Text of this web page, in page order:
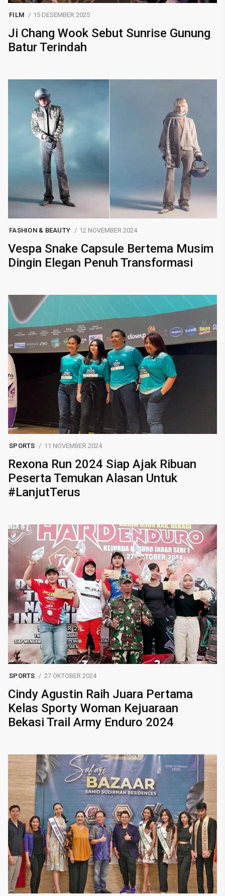
FILM 15 DESEMBER 2025
Ji Chang Wook Sebut Sunrise Gunung
Batur Terindah
FASHION & BEAUTY 12 NOVEMBER 2024
Vespa Snake Capsule Bertema Musim
Dingin Elegan Penuh Transformasi
SPORTS 11 NOVEMBER 2024
Rexona Run 2024 Siap Ajak Ribuan
Peserta Temukan Alasan Untuk
#LanjutTerus
SPORTS 27 OKTOBER 2024
Cindy Agustin Raih Juara Pertama
Kelas Sporty Woman Kejuaraan
Bekasi Trail Army Enduro 2024